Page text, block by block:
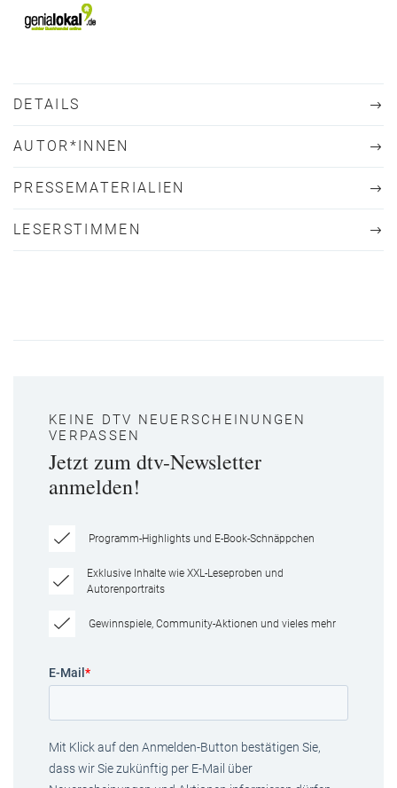
DETAILS
AUTOR*INNEN
PRESSEMATERIALIEN
LESERSTIMMEN
KEINE DTV NEUERSCHEINUNGEN
VERPASSEN
Jetzt zum dtv-Newsletter
anmelden!
Programm-Highlights und E-Book-Schnäppchen
Exklusive Inhalte wie XXL-Leseproben und
Autorenportraits
Gewinnspiele, Community-Aktionen und vieles mehr
E-Mail *
Mit Klick auf den Anmelden-Button bestätigen Sie,
dass wir Sie zukünftig per E-Mail über